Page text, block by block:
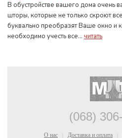
В обустройстве вашего дома очень
шторы, которые не только скроют
буквально преобразят Ваше окно и
необходимо учесть все... читать
(068)
О нас Доставка и оплата